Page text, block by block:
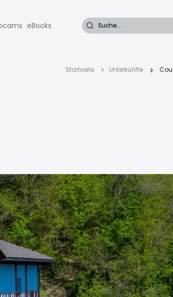
eBooks Suche
Startseite Unterkünfte